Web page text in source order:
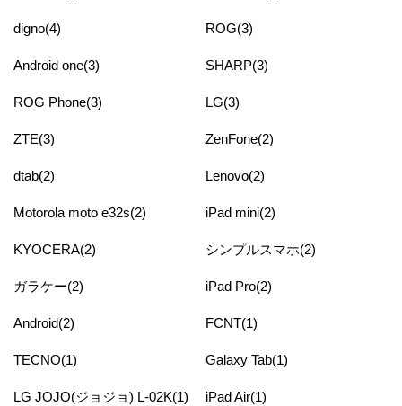
digno(4) ROG(3)
Android one(3) SHARP(3)
ROG Phone(3) LG(3)
ZTE(3) ZenFone(2)
dtab(2) Lenovo(2)
Motorola moto e32s(2) iPad mini(2)
KYOCERA(2) シンプルスマホ(2)
ガラケー(2) iPad Pro(2)
Android(2) FCNT(1)
TECNO(1) Galaxy Tab(1)
LG JOJO(ジョジョ) L-02K(1) iPad Air(1)